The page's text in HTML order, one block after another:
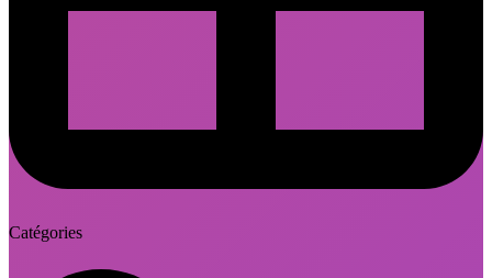
Catégories